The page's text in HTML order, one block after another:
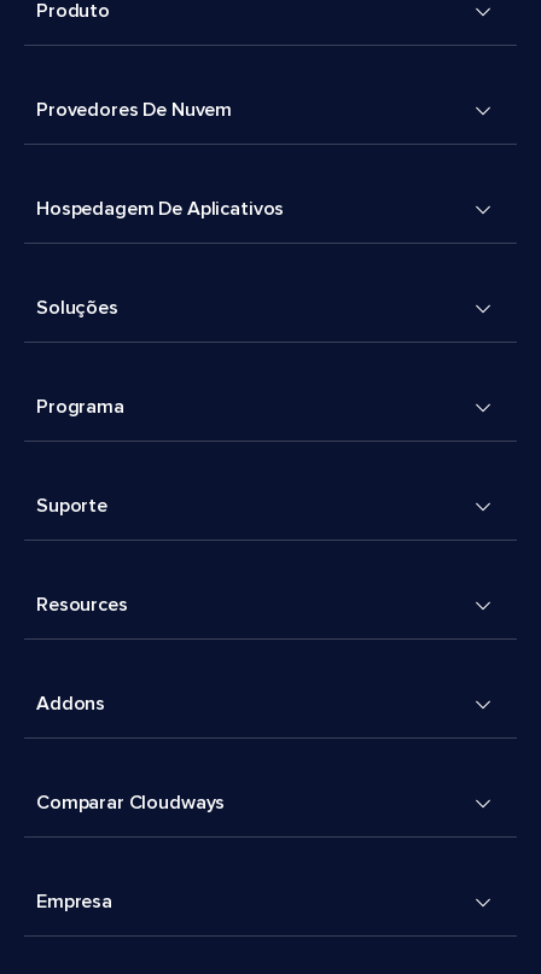
Produto
Provedores De Nuvem
Hospedagem De Aplicativos
Soluções
Programa
Suporte
Resources
Addons
Comparar Cloudways
Empresa